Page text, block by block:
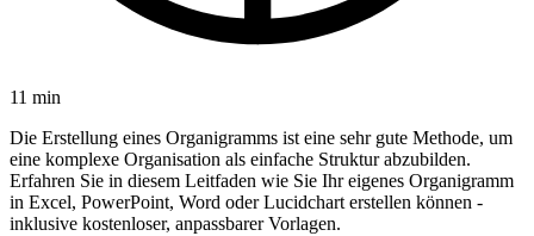
11 min
Die Erstellung eines Organigramms ist eine sehr gute Methode, um
eine komplexe Organisation als einfache Struktur abzubilden.
Erfahren Sie in diesem Leitfaden wie Sie Ihr eigenes Organigramm
in Excel, PowerPoint, Word oder Lucidchart erstellen können -
inklusive kostenloser, anpassbarer Vorlagen.